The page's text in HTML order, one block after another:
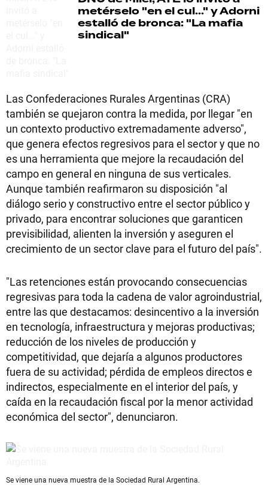
metérselo "en el cul..." y Adorni
estalló de bronca: "La mafia
sindical"
Las Confederaciones Rurales Argentinas (CRA)
también se quejaron contra la medida, por llegar "en
un contexto productivo extremadamente adverso",
que genera efectos regresivos para el sector y que no
es una herramienta que mejore la recaudación del
campo en general en ninguna de sus verticales.
Aunque también reafirmaron su disposición "al
diálogo serio y constructivo entre el sector público y
privado, para encontrar soluciones que garanticen
previsibilidad, alienten la inversión y aseguren el
crecimiento de un sector clave para el futuro del país".
"Las retenciones están provocando consecuencias
regresivas para toda la cadena de valor agroindustrial,
entre las que destacamos: desincentivo a la inversión
en tecnología, infraestructura y mejoras productivas;
reducción de los niveles de producción y
competitividad, que dejaría a algunos productores
fuera de su actividad; pérdida de empleos directos e
indirectos, especialmente en el interior del país, y
caída en la recaudación fiscal por la menor actividad
económica del sector", denunciaron.
Se viene una nueva muestra de la Sociedad Rural Argentina.